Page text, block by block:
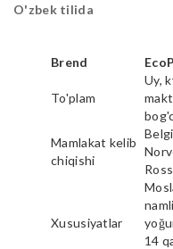
O'zbek tilida
Brend
To'plam
Uy,
Mamlakat kelib
chiqishi
Xususiyatlar
14